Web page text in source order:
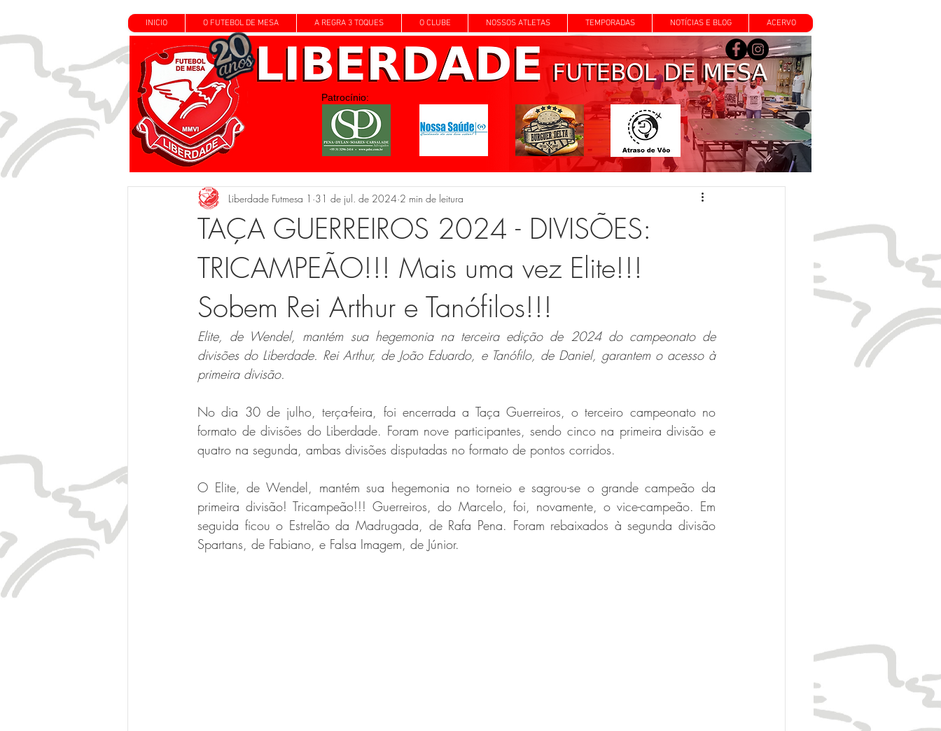
INICIO O FUTEBOL DE MESA A REGRA 3 TOQUES O CLUBE NOSSOS ATLETAS TEMPORADAS NOTÍCIAS E BLOG ACERVO
Patrocínio:
TAÇA GUERREIROS 2024 - DIVISÕES:
TRICAMPEÃO!!! Mais uma vez Elite!!!
Sobem Rei Arthur e Tanófilos!!!
Liberdade Futmesa 1 31 de jul. de 2024 2 min de leitura
Elite, de Wendel, mantém sua hegemonia na terceira edição de 2024 do campeonato de
divisões do Liberdade. Rei Arthur, de João Eduardo, e Tanófilo, de Daniel, garantem o acesso à
primeira divisão.
No dia 30 de julho, terça-feira, foi encerrada a Taça Guerreiros, o terceiro campeonato no
formato de divisões do Liberdade. Foram nove participantes, sendo cinco na primeira divisão e
quatro na segunda, ambas divisões disputadas no formato de pontos corridos.
O Elite, de Wendel, mantém sua hegemonia no torneio e sagrou-se o grande campeão da
primeira divisão! Tricampeão!!! Guerreiros, do Marcelo, foi, novamente, o vice-campeão. Em
seguida ficou o Estrelão da Madrugada, de Rafa Pena. Foram rebaixados à segunda divisão
Spartans, de Fabiano, e Falsa Imagem, de Júnior.